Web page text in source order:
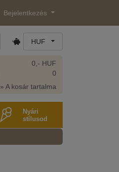
Bejelentkezés
HUF
0,- HUF
0
» A kosár tartalma
Nyári
stílusod